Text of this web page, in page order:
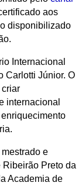
aos
disponibilizado
Internacional
Carlotti Júnior. O
criar
internacional
e
Preto da
Academia de